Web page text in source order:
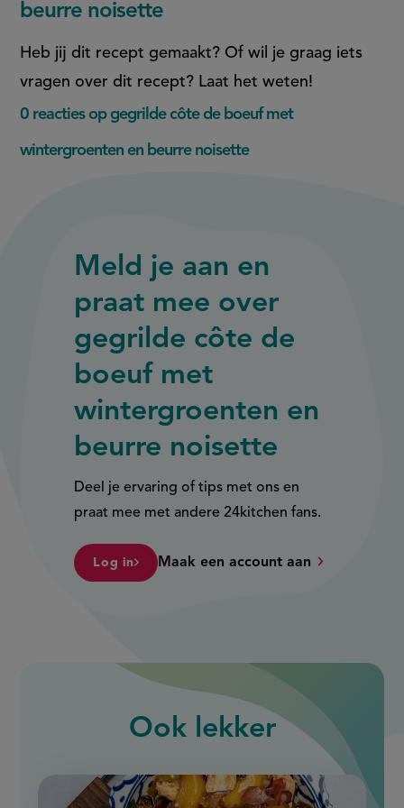
beurre noisette
Heb jij dit recept gemaakt? Of wil je graag iets
vragen over dit recept? Laat het weten!
0 reacties op gegrilde côte de boeuf met
wintergroenten en beurre noisette
Meld je aan en
praat mee over
gegrilde côte de
boeuf met
wintergroenten en
beurre noisette
Deel je ervaring of tips met ons en
praat mee met andere 24kitchen fans.
Log in Maak een account aan
Ook lekker